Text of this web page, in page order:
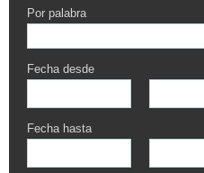
Por palabra
Fecha desde
Fecha hasta